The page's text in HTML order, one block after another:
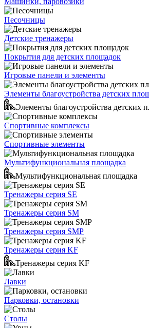
Песочницы
Детские тренажеры
Покрытия для детских площадок
Игровые панели и элементы
Элементы благоустройства детских
Элементы благоустройства детских
Спортивные комплексы
Спортивные элементы
Мультифункциональная площадка
Мультифункциональная площадка
Тренажеры серия SE
Тренажеры серия SM
Тренажеры серия SMP
Тренажеры серия KF
Тренажеры серия KF
Лавки
Парковки, остановки
Столы